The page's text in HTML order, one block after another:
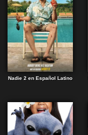
Nadie 2 en Español Latino